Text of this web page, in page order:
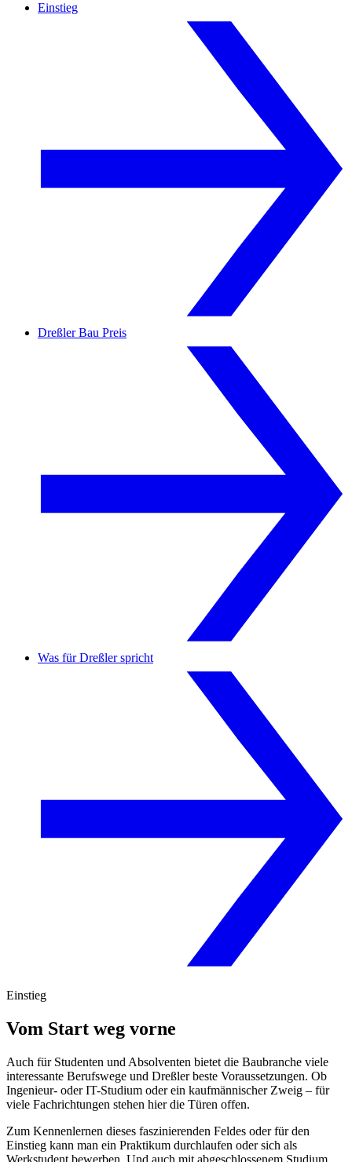
Einstieg
Dreßler Bau Preis
Was für Dreßler spricht
Einstieg
Vom Start weg vorne
Auch für Studenten und Absolventen bietet die Baubranche viele
interessante Berufswege und Dreßler beste Voraussetzungen. Ob
Ingenieur- oder IT-Studium oder ein kaufmännischer Zweig – für
viele Fachrichtungen stehen hier die Türen offen.
Zum Kennenlernen dieses faszinierenden Feldes oder für den
Einstieg kann man ein Praktikum durchlaufen oder sich als
Werkstudent bewerben. Und auch mit abgeschlossenem Studium